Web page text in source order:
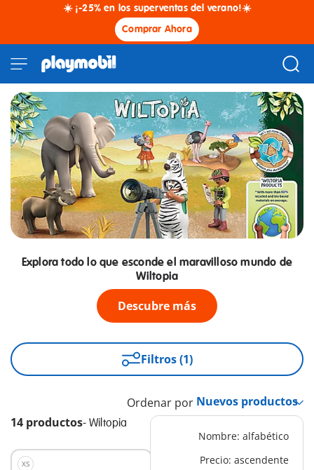
☀️ ¡-25% en los superventas del verano!☀️
Comprar Ahora
Explora todo lo que esconde el maravilloso mundo de
Wiltopia
Descubre más
Filtros (1)
14 productos- Wiltopia
Ordenar por
Nombre: alfabético
Precio: ascendente
XS